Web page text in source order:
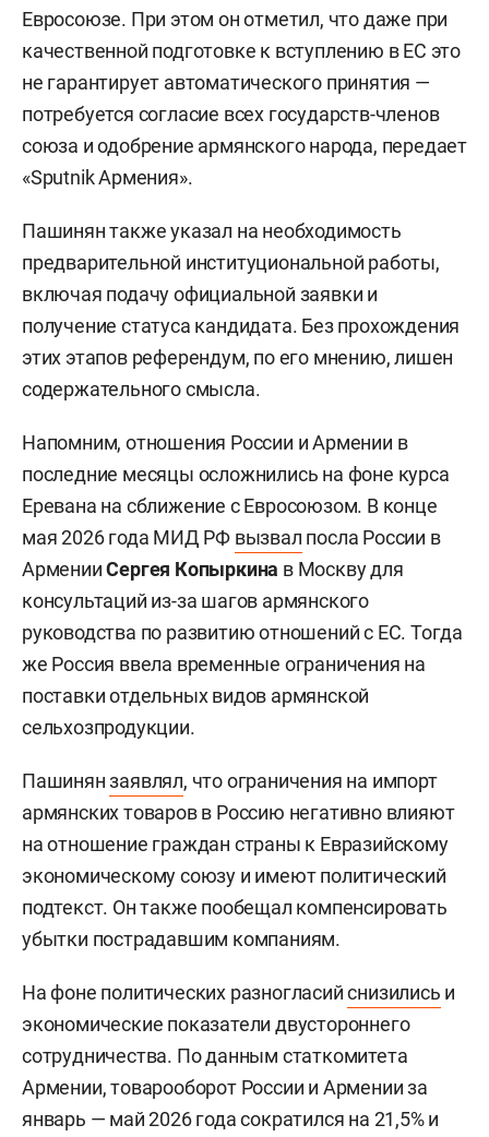
Евросоюзе. При этом он отметил, что даже при
качественной подготовке к вступлению в ЕС это
не гарантирует автоматического принятия —
потребуется согласие всех государств-членов
союза и одобрение армянского народа, передает
«Sputnik Армения».
Пашинян также указал на необходимость
предварительной институциональной работы,
включая подачу официальной заявки и
получение статуса кандидата. Без прохождения
этих этапов референдум, по его мнению, лишен
содержательного смысла.
Напомним, отношения России и Армении в
последние месяцы осложнились на фоне курса
Еревана на сближение с Евросоюзом. В конце
мая 2026 года МИД РФ вызвал посла России в
АрменииСергея Копыркина в Москву для
консультаций из-за шагов армянского
руководства по развитию отношений с ЕС. Тогда
же Россия ввела временные ограничения на
поставки отдельных видов армянской
сельхозпродукции.
Пашинянзаявлял, что ограничения на импорт
армянских товаров в Россию негативно влияют
на отношение граждан страны к Евразийскому
экономическому союзу и имеют политический
подтекст. Он также пообещал компенсировать
убытки пострадавшим компаниям.
На фоне политических разногласийснизились и
экономические показатели двустороннего
сотрудничества. По данным статкомитета
Армении, товарооборот России и Армении за
январь — май 2026 года сократился на 21,5% и